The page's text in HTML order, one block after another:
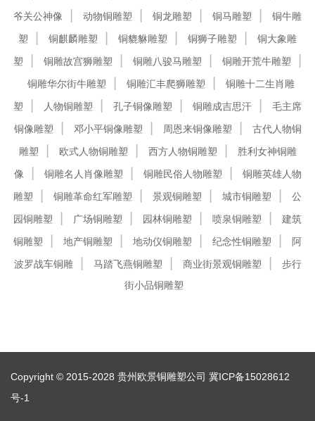
爷关公神像
动物铜雕塑 铜龙雕塑 铜马雕塑
铜牛雕
塑
铜麒麟雕塑 铜貔貅雕塑 铜狮子雕塑
铜大象雕
塑
铜雕故宫狮雕塑 铜雕八骏马雕塑
铜雕开荒牛雕塑
铜雕华尔街牛雕塑
铜雕汇丰爬狮雕塑
铜雕十二生肖雕
塑
人物铜雕塑 孔子铜像雕塑 铜雕成吉思汗
毛主席
铜像雕塑
邓小平铜像雕塑 周恩来铜像雕塑
古代人物铜
雕塑
欧式人物铜雕塑 西方人物铜雕塑
胜利女神铜雕
像
铜雕名人肖像雕塑 铜雕民俗人物雕塑
铜雕英雄人物
雕塑
铜雕革命红军雕塑 景观铜雕塑 城市铜雕塑
公
园铜雕塑
广场铜雕塑 园林铜雕塑 喷泉铜雕塑
建筑
铜雕塑
地产铜雕塑 地动仪铜雕塑 纪念性铜雕塑
阿
波罗战车铜雕
马踏飞燕铜雕塑 商业街景观铜雕塑
步行
街小品铜雕塑
Copyright © 2015-2028 贵州欧景铜雕塑公司 冀ICP备15028612
号-1